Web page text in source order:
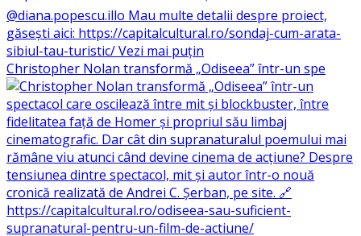
Christopher Nolan transformă „Odiseea” într-un spe